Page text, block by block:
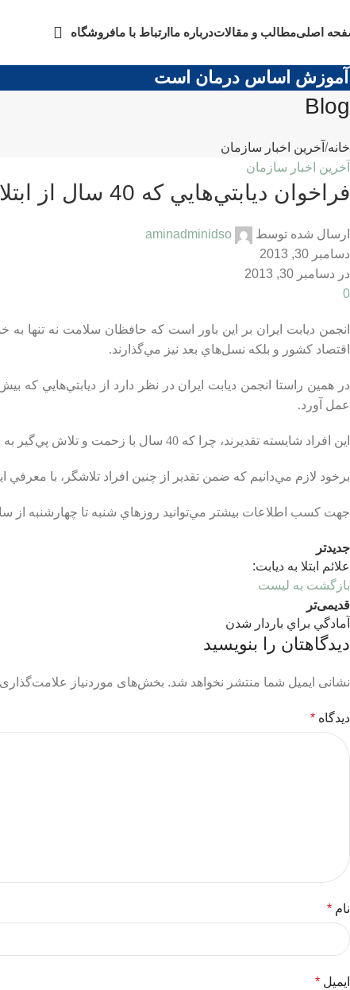
اصلیمطالب و مقالاتدرباره ما ارتباط با مافروشگاه
اساس درمان است
Blog
خانه آخرین اخبار سازمان
آخرین اخبار سازمان
فراخوان ديابتي‌هايي كه 40 سال از ابتلاي ايشان مي‌گذرد!
ارسال شده توسط
aminadminidso
دسامبر 30, 2013
در دسامبر 30, 2013
0
انجمن ديابت ايران بر اين باور است كه حافظان سلامت نه تنها
اقتصاد كشور و بلكه نسل‌هاي بعد نيز مي‌گذارند.
عمل آورد.
اين افراد شايسته تقديرند، چرا كه 40 سال با زحمت و تلاش پي‌گير به مهار ديابت؛ اين پديدۀ سيستميك پرداخته‌اند.
برخود لازم مي‌دانيم كه ضمن تقدير از چنين افراد تلاشگر،‌ با معرفي
جهت كسب اطلاعات بيشتر‌ مي‌توانيد روزهاي شنبه تا چهارشنبه از ساعت 11- 9 صبح با شماره تلفن‌هاي 26- 88248124 داخلي 2 تماس
جدیدتر
علائم ابتلا به دیابت:
بازگشت به لیست
قدیمی‌تر
آمادگي براي باردار شدن
دیدگاهتان را بنویسید
نشانی ایمیل شما منتشر نخواهد شد. بخش‌های موردنیاز
دیدگاه *
نام *
ایمیل *